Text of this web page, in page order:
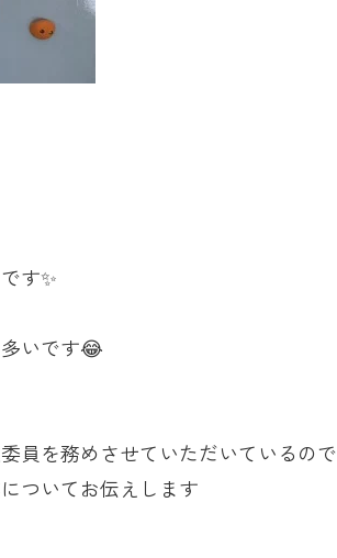
す✨
いです😂
員を務めさせていただいているので
ついてお伝えします